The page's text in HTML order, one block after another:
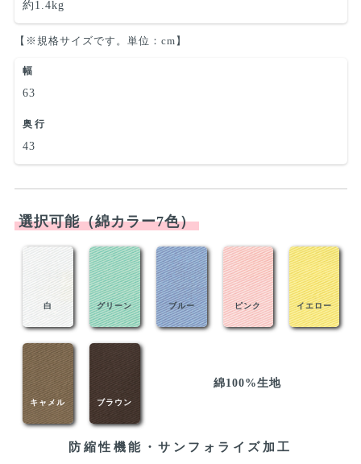
約1.4kg
【※規格サイズです。単位：cm】
幅
63
奥行
43
選択可能（綿カラー7色）
白 グリーン ブルー ピンク イエロー
キャメル ブラウン
綿100%生地
防縮性機能・サンフォライズ加工